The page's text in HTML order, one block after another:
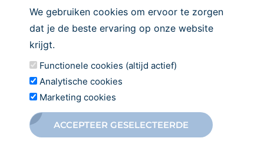
Directinschrijven
Wilt u zich inschrijven bij onze
We gebruiken cookies om ervoor te zorgen
dat je de beste ervaring op onze website
krijgt.
Functionele cookies (altijd actief)
Analytische cookies
Marketing cookies
ACCEPTEER GESELECTEERDE